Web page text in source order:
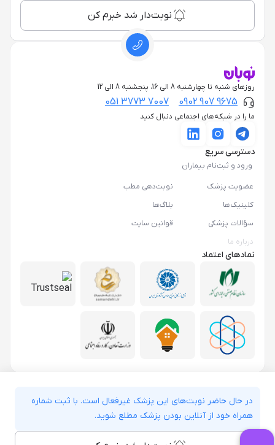
در حال حاضر نوبت‌های این پزشک غیرفعال است. با ثبت شماره
همراه خود از آنلاین بودن پزشک مطلع شوید.
نوبت‌دار شد خبرم کن
روزهای شنبه تا چهارشنبه 8 الی 16، پنجشنبه 8 الی 12
0902 907 9675
051 3773 7007
ما را در شبکه‌های اجتماعی دنبال کنید
دسترسی سریع
ورود و ثبت‌نام بیماران
عضویت پزشک
نوبت‌دهی مطب
کلینیک‌ها
بلاگ‌ها
سؤالات پزشکی
قوانین سایت
درباره ما
نمادهای اعتماد